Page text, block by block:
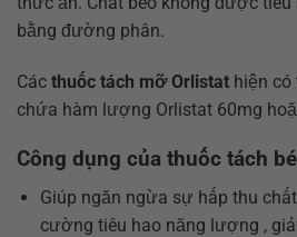
bằng đường phân.
Các thuốc tách mỡ Orlistat hiện
chứa hàm lượng Orlistat 60mg
Công dụng của thuốc tách
Giúp ngăn ngừa sự hấp thu
cường tiêu hao năng lượng ,